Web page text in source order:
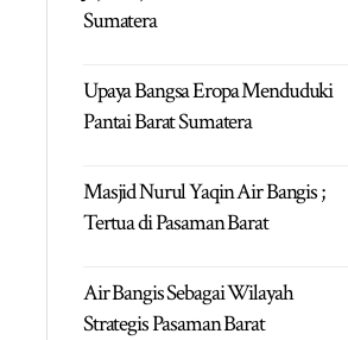
Sumatera
Upaya Bangsa Eropa Menduduki
Pantai Barat Sumatera
Masjid Nurul Yaqin Air Bangis ;
Tertua di Pasaman Barat
Air Bangis Sebagai Wilayah
Strategis Pasaman Barat